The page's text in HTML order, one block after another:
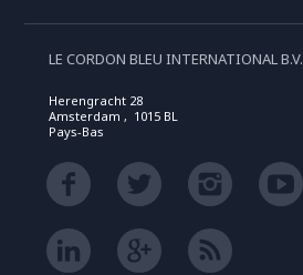
LE CORDON BLEU INTERNATIONAL B.V.
Herengracht 28
Amsterdam , 1015 BL
Pays-Bas